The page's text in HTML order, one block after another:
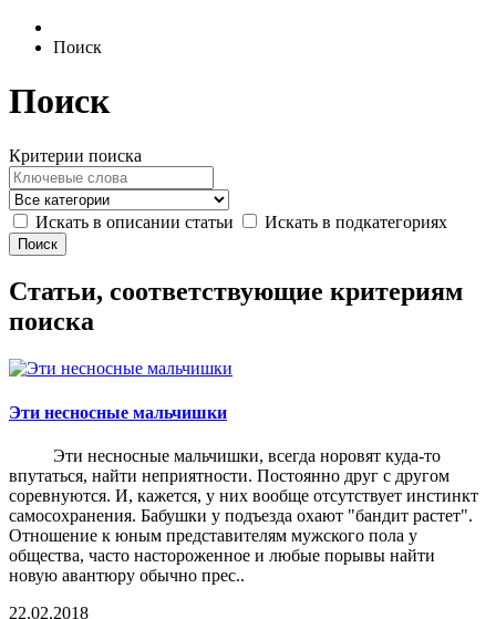
Поиск
Поиск
Критерии поиска
Искать в описании статьи Искать в подкатегориях
Статьи, соответствующие критериям
поиска
Эти несносные мальчишки
Эти несносные мальчишки, всегда норовят куда-то
впутаться, найти неприятности. Постоянно друг с другом
соревнуются. И, кажется, у них вообще отсутствует инстинкт
самосохранения. Бабушки у подъезда охают "бандит растет".
Отношение к юным представителям мужского пола у
общества, часто настороженное и любые порывы найти
новую авантюру обычно прес..
22.02.2018